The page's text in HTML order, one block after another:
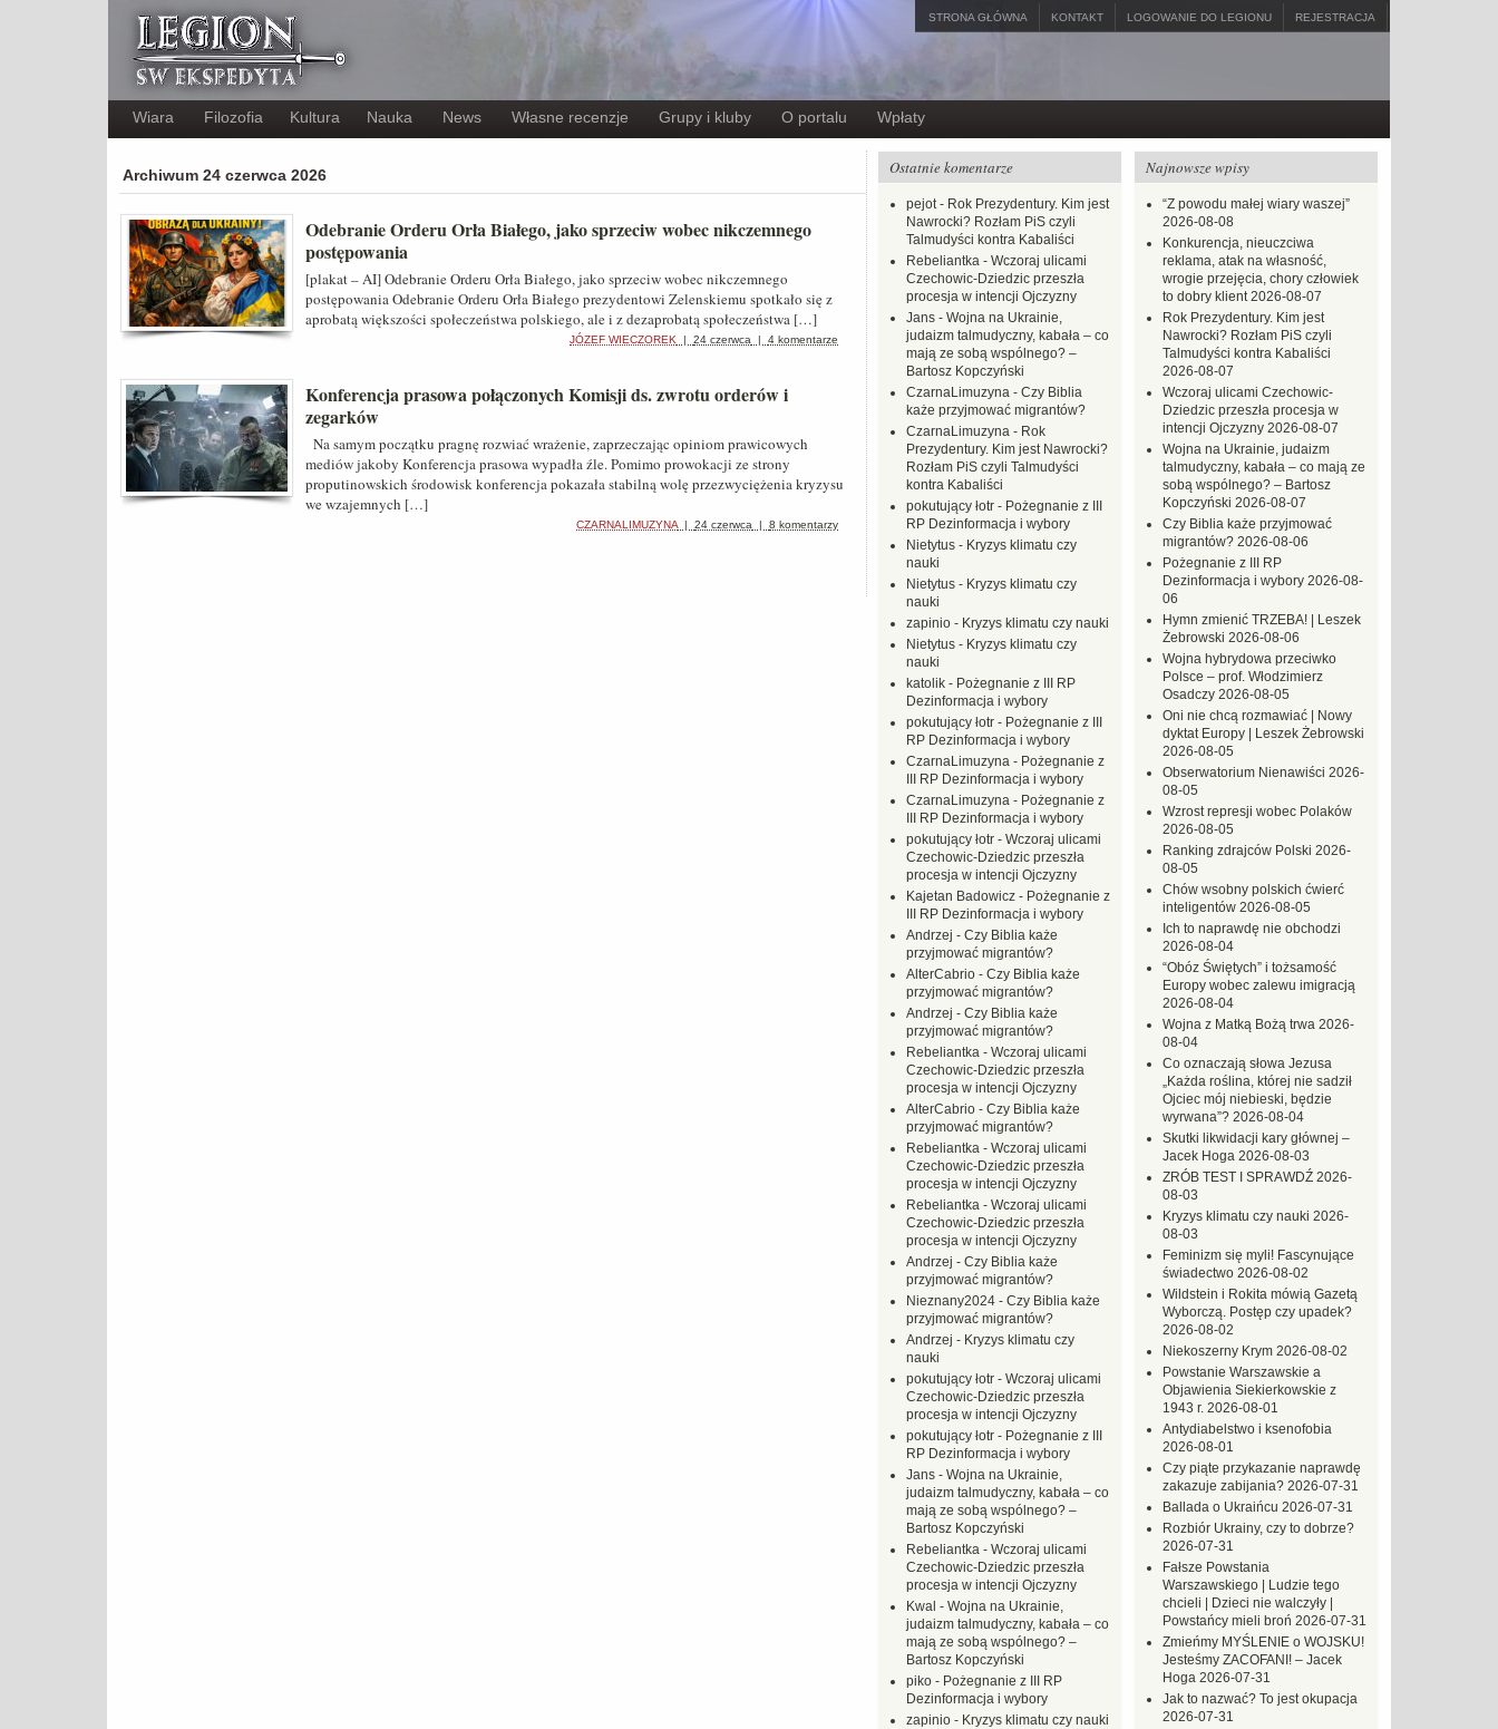
STRONA GŁÓWNA KONTAKT LOGOWANIE DO LEGIONU REJESTRACJA
Wiara Filozofia Kultura Nauka News Własne recenzje Grupy i kluby O portalu Wpłaty
Archiwum 24 czerwca 2026
Odebranie Orderu Orła Białego, jako sprzeciw wobec nikczemnego
postępowania
[plakat – AI] Odebranie Orderu Orła Białego, jako sprzeciw wobec nikczemnego
postępowania Odebranie Orderu Orła Białego prezydentowi Zelenskiemu spotkało się z
aprobatą większości społeczeństwa polskiego, ale i z dezaprobatą społeczeństwa […]
JÓZEF WIECZOREK | 24 czerwca | 4 komentarze
Konferencja prasowa połączonych Komisji ds. zwrotu orderów i
zegarków
Na samym początku pragnę rozwiać wrażenie, zaprzeczając opiniom prawicowych
mediów jakoby Konferencja prasowa wypadła źle. Pomimo prowokacji ze strony
proputinowskich środowisk konferencja pokazała stabilną wolę przezwyciężenia kryzysu
we wzajemnych […]
CZARNALIMUZYNA | 24 czerwca | 8 komentarzy
Najnowsze wpisy
“Z powodu małej wiary waszej”
2026-08-08
Konkurencja, nieuczciwa
reklama, atak na własność,
wrogie przejęcia, chory człowiek
to dobry klient 2026-08-07
Rok Prezydentury. Kim jest
Nawrocki? Rozłam PiS czyli
Talmudyści kontra Kabaliści
2026-08-07
Wczoraj ulicami Czechowic-
Dziedzic przeszła procesja w
intencji Ojczyzny 2026-08-07
Wojna na Ukrainie, judaizm
talmudyczny, kabała – co mają ze
sobą wspólnego? – Bartosz
Kopczyński 2026-08-07
Czy Biblia każe przyjmować
migrantów? 2026-08-06
Pożegnanie z III RP
Dezinformacja i wybory 2026-08-
06
Hymn zmienić TRZEBA! | Leszek
Żebrowski 2026-08-06
Wojna hybrydowa przeciwko
Polsce – prof. Włodzimierz
Osadczy 2026-08-05
Oni nie chcą rozmawiać | Nowy
dyktat Europy | Leszek Żebrowski
2026-08-05
Obserwatorium Nienawiści 2026-
08-05
Wzrost represji wobec Polaków
2026-08-05
Ranking zdrajców Polski 2026-
08-05
Chów wsobny polskich ćwierć
inteligentów 2026-08-05
Ich to naprawdę nie obchodzi
2026-08-04
“Obóz Świętych” i tożsamość
Europy wobec zalewu imigracją
2026-08-04
Wojna z Matką Bożą trwa 2026-
08-04
Co oznaczają słowa Jezusa
„Każda roślina, której nie sadził
Ojciec mój niebieski, będzie
wyrwana”? 2026-08-04
Skutki likwidacji kary głównej –
Jacek Hoga 2026-08-03
ZRÓB TEST I SPRAWDŹ 2026-
08-03
Kryzys klimatu czy nauki 2026-
08-03
Feminizm się myli! Fascynujące
świadectwo 2026-08-02
Wildstein i Rokita mówią Gazetą
Wyborczą. Postęp czy upadek?
2026-08-02
Niekoszerny Krym 2026-08-02
Powstanie Warszawskie a
Objawienia Siekierkowskie z
1943 r. 2026-08-01
Antydiabelstwo i ksenofobia
2026-08-01
Czy piąte przykazanie naprawdę
zakazuje zabijania? 2026-07-31
Ballada o Ukraińcu 2026-07-31
Rozbiór Ukrainy, czy to dobrze?
2026-07-31
Fałsze Powstania
Warszawskiego | Ludzie tego
chcieli | Dzieci nie walczyły |
Powstańcy mieli broń 2026-07-31
Zmieńmy MYŚLENIE o WOJSKU!
Jesteśmy ZACOFANI! – Jacek
Hoga 2026-07-31
Jak to nazwać? To jest okupacja
2026-07-31
Ostatnie komentarze
pejot- Rok Prezydentury. Kim jest
Nawrocki? Rozłam PiS czyli
Talmudyści kontra Kabaliści
Rebeliantka - Wczoraj ulicami
Czechowic-Dziedzic przeszła
procesja w intencji Ojczyzny
Jans - Wojna na Ukrainie,
judaizm talmudyczny, kabała – co
mają ze sobą wspólnego? –
Bartosz Kopczyński
CzarnaLimuzyna - Czy Biblia
każe przyjmować migrantów?
CzarnaLimuzyna - Rok
Prezydentury. Kim jest Nawrocki?
Rozłam PiS czyli Talmudyści
kontra Kabaliści
pokutujący łotr - Pożegnanie z III
RP Dezinformacja i wybory
Nietytus - Kryzys klimatu czy
nauki
Nietytus - Kryzys klimatu czy
nauki
zapinio - Kryzys klimatu czy nauki
Nietytus - Kryzys klimatu czy
nauki
katolik - Pożegnanie z III RP
Dezinformacja i wybory
pokutujący łotr - Pożegnanie z III
RP Dezinformacja i wybory
CzarnaLimuzyna - Pożegnanie z
III RP Dezinformacja i wybory
CzarnaLimuzyna - Pożegnanie z
III RP Dezinformacja i wybory
pokutujący łotr - Wczoraj ulicami
Czechowic-Dziedzic przeszła
procesja w intencji Ojczyzny
Kajetan Badowicz - Pożegnanie z
III RP Dezinformacja i wybory
Andrzej - Czy Biblia każe
przyjmować migrantów?
AlterCabrio - Czy Biblia każe
przyjmować migrantów?
Andrzej - Czy Biblia każe
przyjmować migrantów?
Rebeliantka - Wczoraj ulicami
Czechowic-Dziedzic przeszła
procesja w intencji Ojczyzny
AlterCabrio - Czy Biblia każe
przyjmować migrantów?
Rebeliantka - Wczoraj ulicami
Czechowic-Dziedzic przeszła
procesja w intencji Ojczyzny
Rebeliantka - Wczoraj ulicami
Czechowic-Dziedzic przeszła
procesja w intencji Ojczyzny
Andrzej - Czy Biblia każe
przyjmować migrantów?
Nieznany2024 - Czy Biblia każe
przyjmować migrantów?
Andrzej - Kryzys klimatu czy
nauki
pokutujący łotr - Wczoraj ulicami
Czechowic-Dziedzic przeszła
procesja w intencji Ojczyzny
pokutujący łotr - Pożegnanie z III
RP Dezinformacja i wybory
Jans - Wojna na Ukrainie,
judaizm talmudyczny, kabała – co
mają ze sobą wspólnego? –
Bartosz Kopczyński
Rebeliantka - Wczoraj ulicami
Czechowic-Dziedzic przeszła
procesja w intencji Ojczyzny
Kwal - Wojna na Ukrainie,
judaizm talmudyczny, kabała – co
mają ze sobą wspólnego? –
Bartosz Kopczyński
piko - Pożegnanie z III RP
Dezinformacja i wybory
zapinio - Kryzys klimatu czy nauki